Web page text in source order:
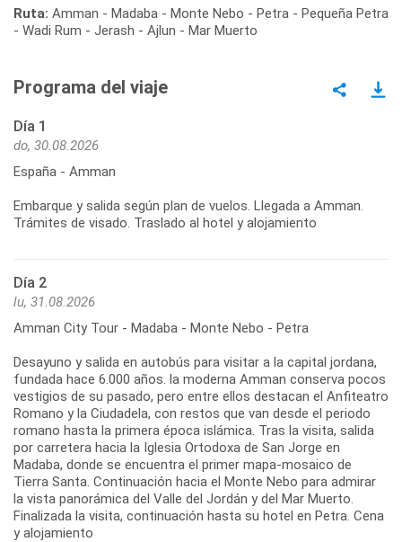
Ruta: Amman - Madaba - Monte Nebo - Petra - Pequeña Petra
- Wadi Rum - Jerash - Ajlun - Mar Muerto
Programa del viaje
Día 1
do, 30.08.2026
España - Amman
Embarque y salida según plan de vuelos. Llegada a Amman.
Día 2
lu, 31.08.2026
Amman City Tour - Madaba - Monte Nebo - Petra
Desayuno y salida en autobús para visitar a la capital jordana,
fundada hace 6.000 años. la moderna Amman conserva pocos
vestigios de su pasado, pero entre ellos destacan el Anfiteatro
Romano y la Ciudadela, con restos que van desde el periodo
romano hasta la primera época islámica. Tras la visita, salida
por carretera hacia la Iglesia Ortodoxa de San Jorge en
Madaba, donde se encuentra el primer mapa-mosaico de
Tierra Santa. Continuación hacia el Monte Nebo para admirar
la vista panorámica del Valle del Jordán y del Mar Muerto.
Finalizada la visita, continuación hasta su hotel en Petra. Cena
y alojamiento